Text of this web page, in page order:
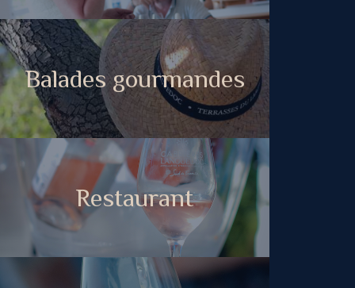
Balades gourmandes
Restaurant